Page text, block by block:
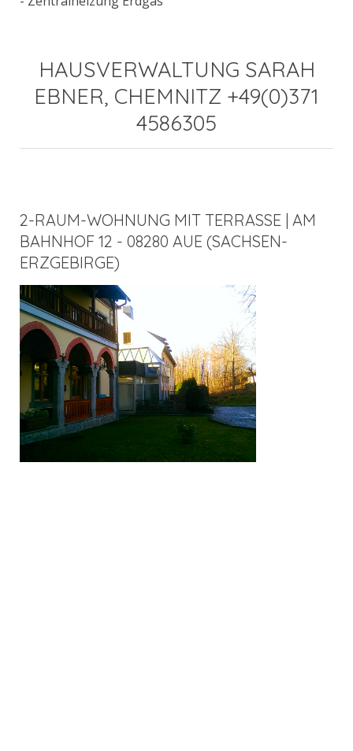
HAUSVERWALTUNG SARAH
EBNER, CHEMNITZ +49(0)371
4586305
2-RAUM-WOHNUNG MIT TERRASSE | AM
BAHNHOF 12 - 08280 AUE (SACHSEN-
ERZGEBIRGE)